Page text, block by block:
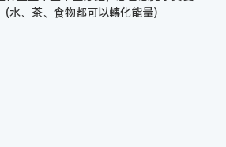
(水、茶、食物都可以轉化能量)